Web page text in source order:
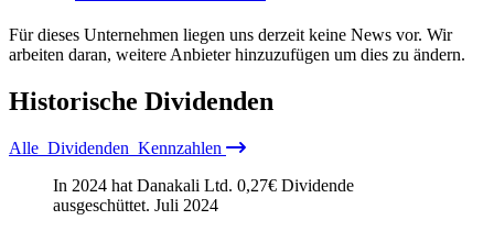
Für dieses Unternehmen liegen uns derzeit keine News vor. Wir
arbeiten daran, weitere Anbieter hinzuzufügen um dies zu ändern.
Historische Dividenden
Alle Dividenden Kennzahlen
In 2024 hat Danakali Ltd. 0,27€ Dividende
ausgeschüttet. Juli 2024